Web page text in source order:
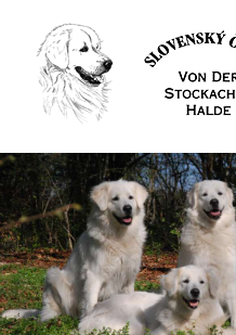
springen